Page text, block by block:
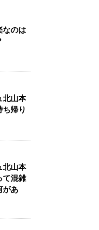
なのは
北山本
ち帰り
北山本
て混雑
があ